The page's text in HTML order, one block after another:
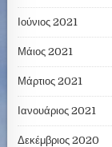
Ιούνιος 2021
Μάιος 2021
Μάρτιος 2021
Ιανουάριος 2021
Δεκέμβριος 2020